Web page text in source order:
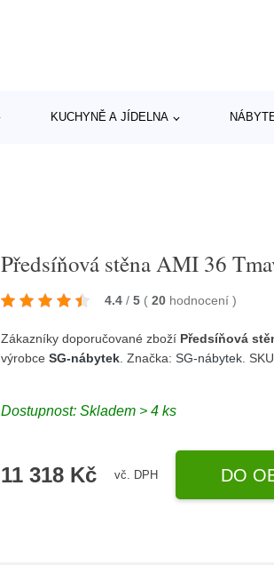
KUCHYNĚ A JÍDELNA
Předsíňová stěna AMI 36
4.4 / 5 ( 20 hodnocení)
Zákazníky doporučované zboží Předsíňová
výrobceSG-nábytek . Značka:SG-nábytek .
Dostupnost:Skladem > 4 ks
11 318 Kč vč. DPH DO